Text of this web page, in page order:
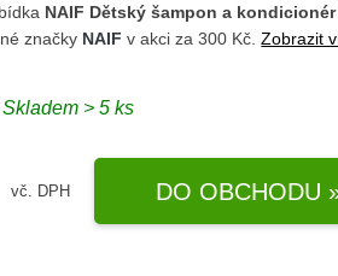
NAIF Dětský šampon a
značky NAIF v akci za 300 Kč.Zobrazit
> 5 ks
vč. DPH DO OBCHODU